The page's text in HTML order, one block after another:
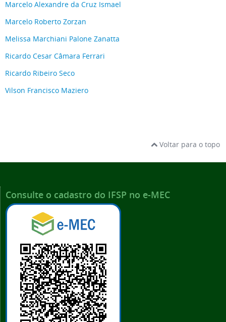
Marcelo Alexandre da Cruz Ismael
Marcelo Roberto Zorzan
Melissa Marchiani Palone Zanatta
Ricardo Cesar Câmara Ferrari
Ricardo Ribeiro Seco
Vilson Francisco Maziero
Voltar para o topo
Consulte o cadastro do IFSP no e-MEC